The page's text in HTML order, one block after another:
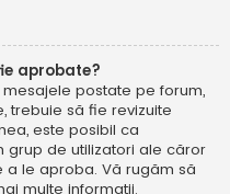
aprobate?
postate pe forum,
trebuie să fie revizuite
este posibil ca
grup de utilizatori ale căror
a le aproba. Vă rugăm să
multe informații.